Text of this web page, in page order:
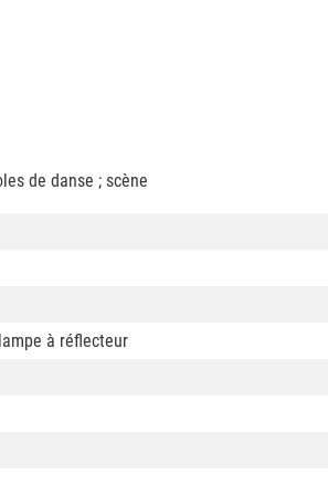
de danse ; scène
à réflecteur